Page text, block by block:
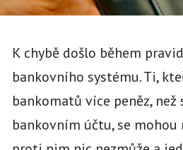
K chybě došlo během
bankovního systému. Ti,
bankomatů více peněz,
bankovním účtu, se